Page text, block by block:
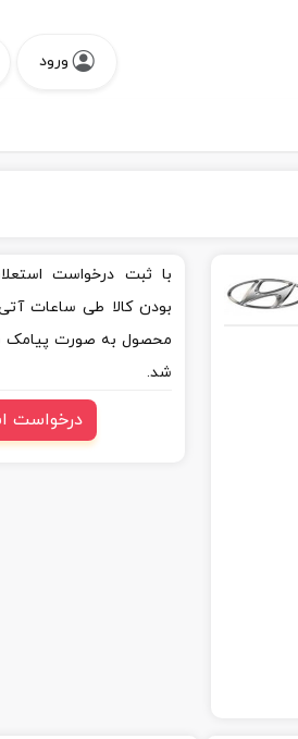
ورود
با ثبت درخواست
بودن کالا طی ساعات
محصول به صورت پیامک
شد.
درخواست